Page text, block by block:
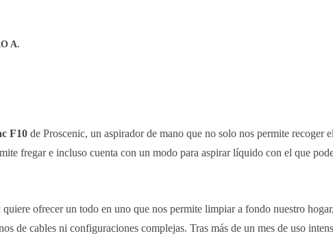
A.
F10 de Proscenic, un aspirador de mano que no solo nos permite recoger
fregar e incluso cuenta con un modo para aspirar líquido con el que
quiere ofrecer un todo en uno que nos permite limpiar a fondo nuestro
de cables ni configuraciones complejas. Tras más de un mes de uso